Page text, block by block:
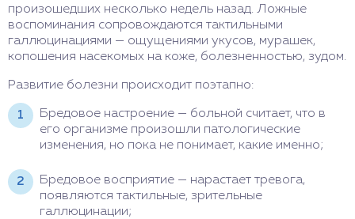
произошедших несколько недель назад. Ложные
воспоминания сопровождаются тактильными
галлюцинациями — ощущениями укусов, мурашек,
копошения насекомых на коже, болезненностью, зудом.
Развитие болезни происходит поэтапно:
Бредовое настроение — больной считает, что в
его организме произошли патологические
изменения, но пока не понимает, какие именно;
Бредовое восприятие — нарастает тревога,
появляются тактильные, зрительные
галлюцинации;